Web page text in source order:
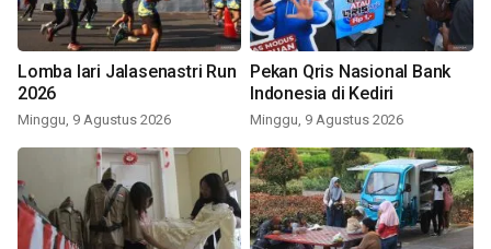
Lomba lari Jalasenastri Run
2026
Minggu, 9 Agustus 2026
Pekan Qris Nasional Bank
Indonesia di Kediri
Minggu, 9 Agustus 2026